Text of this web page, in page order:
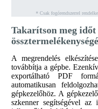
* Csak fogórendszerrel
Takarítson meg időt
A megrendelés
továbbítja a gépbe.
exportálható PDF
automatikusan
gépkezelőhöz. A
szkenner segítségével